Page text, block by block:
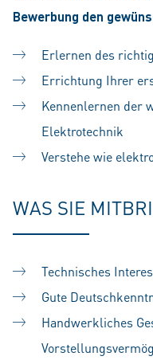
Bewerbung den
Erlernen des
Errichtung Ihrer
Kennenlernen der
Elektrotechnik
Verstehe wie
WAS SIE
Technisches
Gute
Handwerkliches